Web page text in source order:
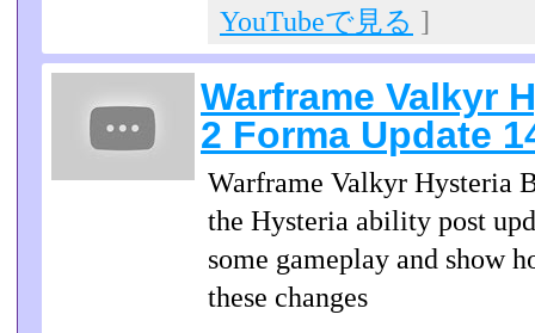
YouTubeで見る ]
Warframe Valkyr
2 Forma Update
Warframe Valkyr Hysteria
the Hysteria ability post
some gameplay and show
these changes